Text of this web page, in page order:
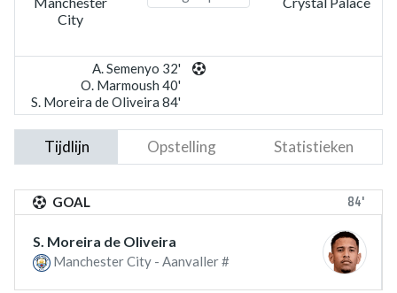
City
A. Semenyo 32'
O. Marmoush 40'
S. Moreira de Oliveira 84'
Tijdlijn Opstelling Statistieken
GOAL 84'
S. Moreira de Oliveira
Manchester City - Aanvaller #